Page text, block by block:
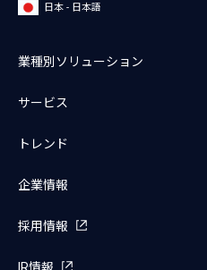
日本 - 日本語
業種別ソリューション
サービス
トレンド
企業情報
採用情報